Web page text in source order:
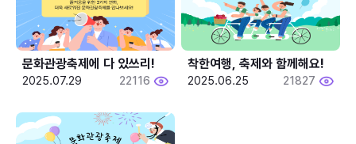
문화관광축제에 다 있쓰리!
2025.07.29 22116
착한여행, 축제와 함께해요!
2025.06.25 21827